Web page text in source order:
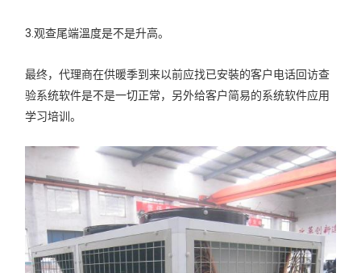
3.观查尾端溫度是不是升高。
最终，代理商在供暖季到来以前应找已安裝的客户电话回访查
验系统软件是不是一切正常，另外给客户简易的系统软件应用
学习培训。